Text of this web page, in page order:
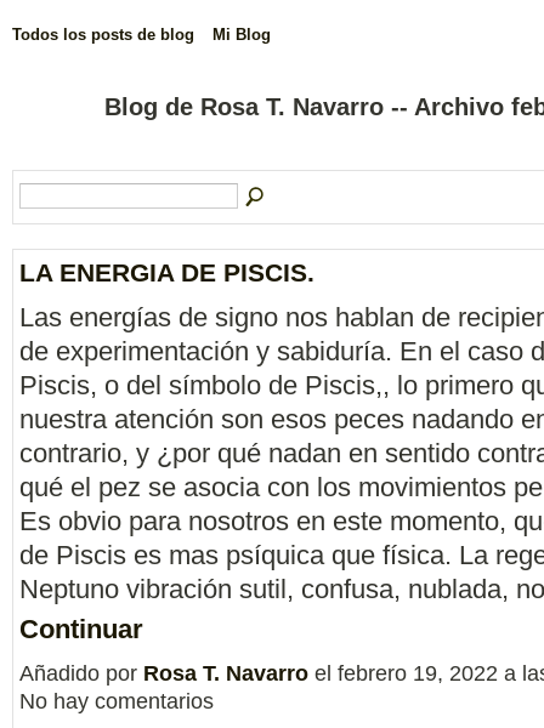
Todos los posts de blog Mi Blog
Blog de Rosa T. Navarro -- Archivo
LA ENERGIA DE PISCIS.
Las energías de signo nos hablan de
de experimentación y sabiduría. En el caso
Piscis, o del símbolo de Piscis,, lo primero
nuestra atención son esos peces nadando
contrario, y ¿por qué nadan en sentido
qué el pez se asocia con los movimientos
Es obvio para nosotros en este momento,
de Piscis es mas psíquica que física. La
Neptuno vibración sutil, confusa, nublada,
Continuar
Añadido por Rosa T. Navarro el febrero 19, 2022 a
No hay comentarios